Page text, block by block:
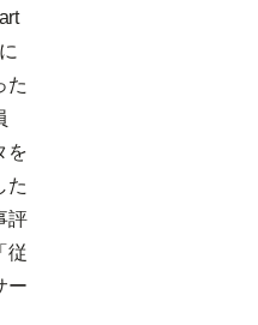
た
を
た
評
従
ー